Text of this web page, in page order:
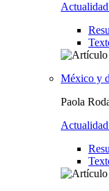
México y
Paola